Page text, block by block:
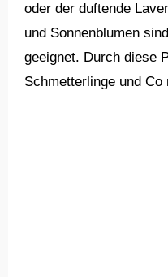
oder der duftende
und Sonnenblumen
geeignet. Durch diese
Schmetterlinge und Co